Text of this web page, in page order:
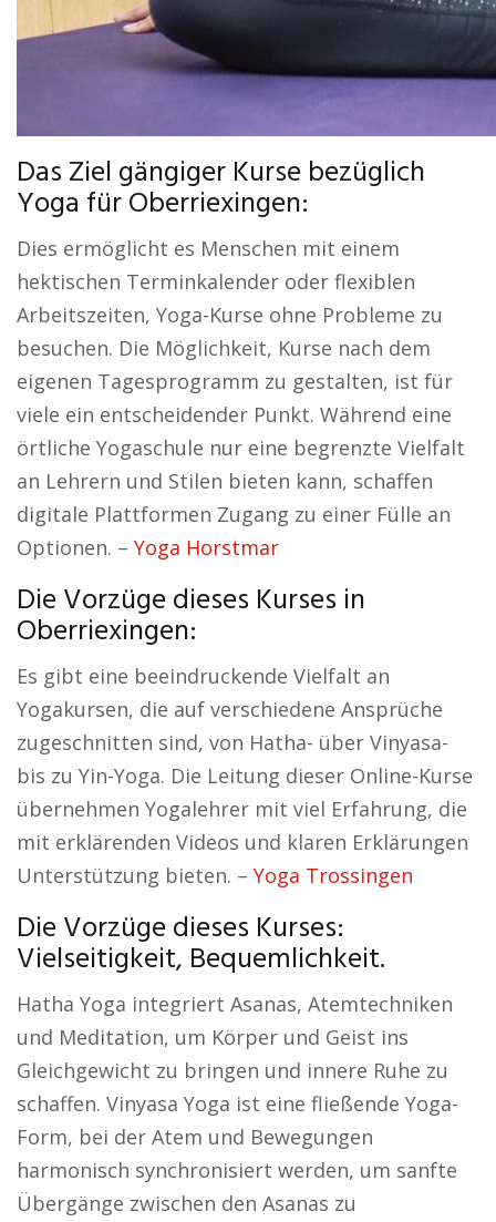
Das Ziel gängiger Kurse bezüglich
Yoga für Oberriexingen:
Dies ermöglicht es Menschen mit einem
hektischen Terminkalender oder flexiblen
Arbeitszeiten, Yoga-Kurse ohne Probleme zu
besuchen. Die Möglichkeit, Kurse nach dem
eigenen Tagesprogramm zu gestalten, ist für
viele ein entscheidender Punkt. Während eine
örtliche Yogaschule nur eine begrenzte Vielfalt
an Lehrern und Stilen bieten kann, schaffen
digitale Plattformen Zugang zu einer Fülle an
Optionen. – Yoga Horstmar
Die Vorzüge dieses Kurses in
Oberriexingen:
Es gibt eine beeindruckende Vielfalt an
Yogakursen, die auf verschiedene Ansprüche
zugeschnitten sind, von Hatha- über Vinyasa-
bis zu Yin-Yoga. Die Leitung dieser Online-Kurse
übernehmen Yogalehrer mit viel Erfahrung, die
mit erklärenden Videos und klaren Erklärungen
Unterstützung bieten. – Yoga Trossingen
Die Vorzüge dieses Kurses:
Vielseitigkeit, Bequemlichkeit.
Hatha Yoga integriert Asanas, Atemtechniken
und Meditation, um Körper und Geist ins
Gleichgewicht zu bringen und innere Ruhe zu
schaffen. Vinyasa Yoga ist eine fließende Yoga-
Form, bei der Atem und Bewegungen
harmonisch synchronisiert werden, um sanfte
Übergänge zwischen den Asanas zu